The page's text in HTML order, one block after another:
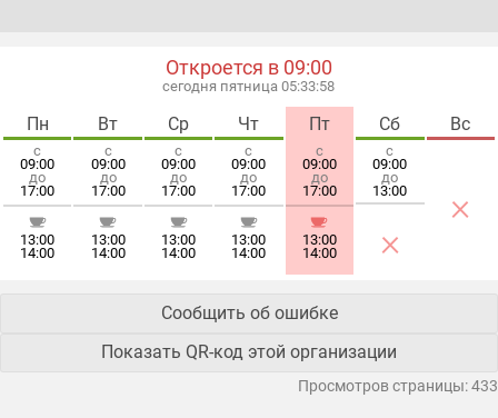
Откроется в 09:00
сегодня пятница 05:33:59
Пн
с
09:00
до
17:00
13:00
14:00
Вт
с
09:00
до
17:00
13:00
14:00
Ср
с
09:00
до
17:00
13:00
14:00
Чт
с
09:00
до
17:00
13:00
14:00
Пт
с
09:00
до
17:00
13:00
14:00
Сб
с
09:00
до
13:00
×
Вс
×
Сообщить об ошибке
Показать QR-код этой организации
Просмотров страницы: 433